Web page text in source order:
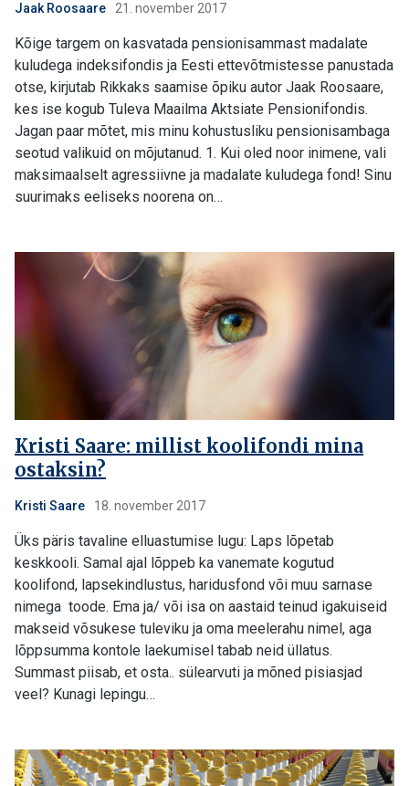
Jaak Roosaare 21. november 2017
Kõige targem on kasvatada pensionisammast madalate
kuludega indeksifondis ja Eesti ettevõtmistesse panustada
otse, kirjutab Rikkaks saamise õpiku autor Jaak Roosaare,
kes ise kogub Tuleva Maailma Aktsiate Pensionifondis.
Jagan paar mõtet, mis minu kohustusliku pensionisambaga
seotud valikuid on mõjutanud. 1. Kui oled noor inimene, vali
maksimaalselt agressiivne ja madalate kuludega fond! Sinu
suurimaks eeliseks noorena on…
Kristi Saare: millist koolifondi mina
ostaksin?
Kristi Saare 18. november 2017
Üks päris tavaline elluastumise lugu: Laps lõpetab
keskkooli. Samal ajal lõppeb ka vanemate kogutud
koolifond, lapsekindlustus, haridusfond või muu sarnase
nimega toode. Ema ja/ või isa on aastaid teinud igakuiseid
makseid võsukese tuleviku ja oma meelerahu nimel, aga
lõppsumma kontole laekumisel tabab neid üllatus.
Summast piisab, et osta.. sülearvuti ja mõned pisiasjad
veel? Kunagi lepingu…